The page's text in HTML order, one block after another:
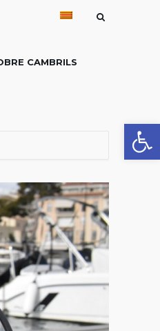
Obre
CAMBRILS